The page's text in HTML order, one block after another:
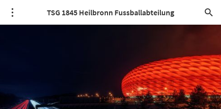
TSG 1845 Heilbronn Fussballabteilung